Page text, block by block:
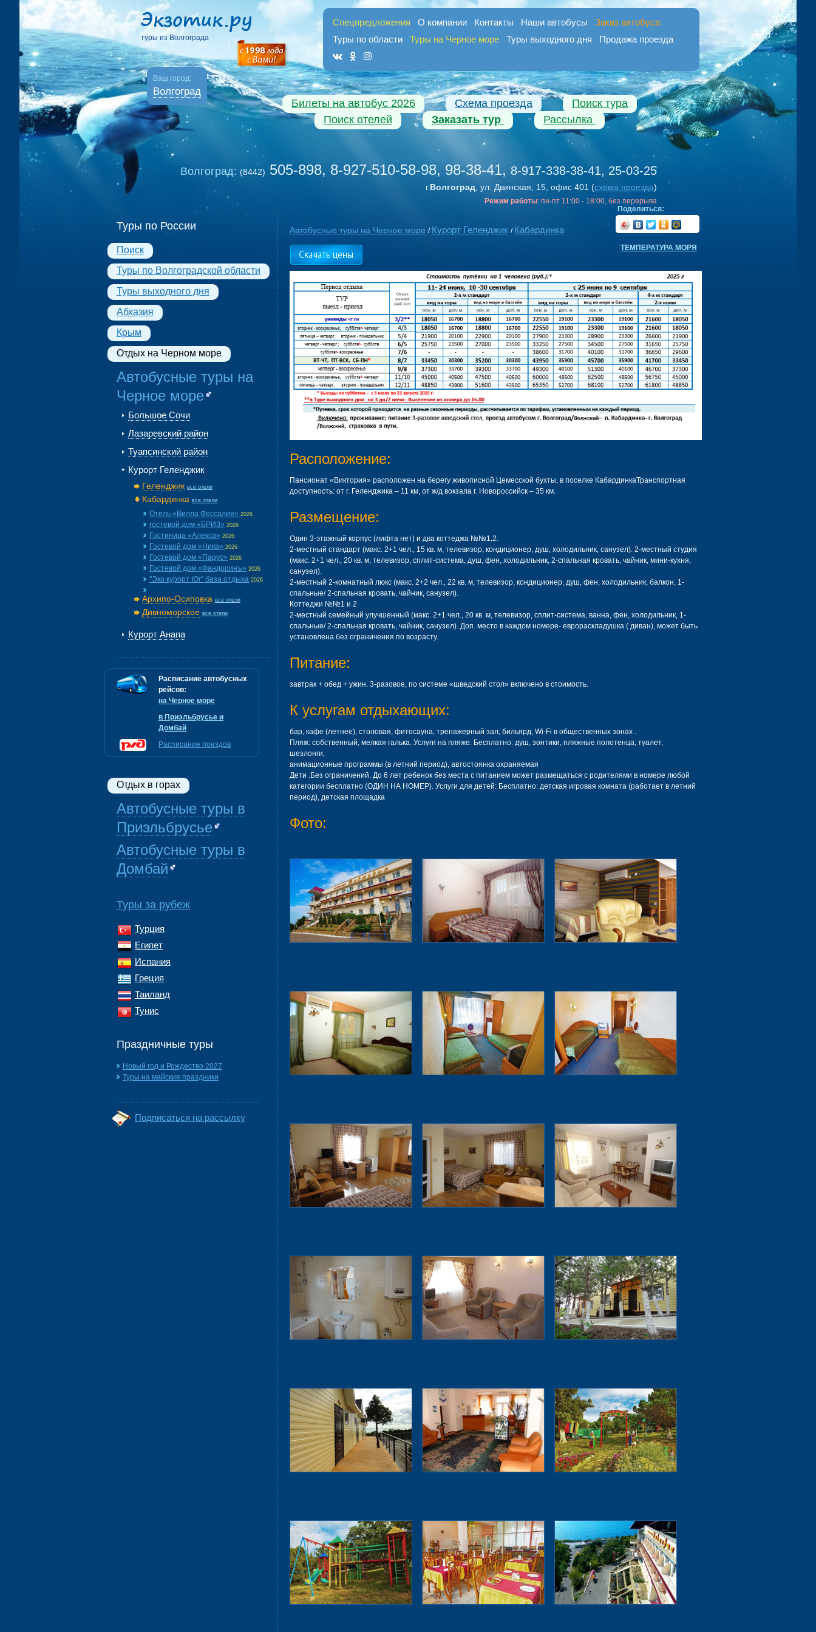
туры из Волгограда
Спецпредложения О компании Контакты Наши автобусы
Заказ автобуса
Туры по области
Туры на Черное море Туры выходного дня Продажа проезда
Ваш город:
Волгоград
Билеты на автобус 2026 Схема проезда
Поиск тура
Поиск отелей
Заказать тур Рассылка
Волгоград: (8442) 505-898, 8-927-510-58-98, 98-38-41, 8-917-338-38-41, 25-03-25
г.Волгоград , ул. Двинская, 15, офис 401 (схема проезда)
Режим работы: пн-пт 11:00 - 18:00, без перерыва
Поделиться:
ТЕМПЕРАТУРА МОРЯ
Автобусные туры на Черное море / Курорт Геленджик / Кабардинка
Расположение:
Пансионат «Виктория» расположен на берегу живописной Цемесской бухты, в поселке КабардинкаТранспортная
доступность: от г. Геленджика ‒ 11 км, от ж/д вокзала г. Новороссийск ‒ 35 км.
Размещение:
Один 3-этажный корпус (лифта нет) и два коттеджа №№1,2.
2-местный стандарт (макс. 2+1 чел., 15 кв. м, телевизор, кондиционер, душ, холодильник, санузел). 2-местный студия
(макс. 2+1 чел., 20 кв. м, телевизор, сплит-система, душ, фен, холодильник, 2-спальная кровать, чайник, мини-кухня,
санузел).
2-местный 2-комнатный люкс (макс. 2+2 чел., 22 кв. м, телевизор, кондиционер, душ, фен, холодильник, балкон, 1-
спальные/ 2-спальная кровать, чайник, санузел).
Коттеджи №№1 и 2
2-местный семейный улучшенный (макс. 2+1 чел., 20 кв. м, телевизор, сплит-система, ванна, фен, холодильник, 1-
спальные/ 2-спальная кровать, чайник, санузел). Доп. место в каждом номере- еврораскладушка ( диван), может быть
установлена без ограничения по возрасту.
Питание:
завтрак + обед + ужин. 3-разовое, по системе «шведский стол» включено в стоимость.
К услугам отдыхающих:
бар, кафе (летнее), столовая, фитосауна, тренажерный зал, бильярд, Wi-Fi в общественных зонах .
Пляж: собственный, мелкая галька. Услуги на пляже: Бесплатно: душ, зонтики, пляжные полотенца, туалет,
шезлонги,
анимационные программы (в летний период), автостоянка охраняемая
Дети .Без ограничений. До 6 лет ребенок без места с питанием может размещаться с родителями в номере любой
категории бесплатно (ОДИН НА НОМЕР). Услуги для детей: Бесплатно: детская игровая комната (работает в летний
период), детская площадка
Фото:
Туры по России
Поиск
Туры по Волгоградской области
Туры выходного дня
Абхазия
Крым
Отдых на Черном море
Автобусные туры на
Черное море
Большое Сочи
Лазаревский район
Туапсинский район
Курорт Геленджик
Геленджик все отели
Кабардинка все отели
Отель «Вилла Фессалия» 2026
гостевой дом «БРИЗ» 2026
Гостиница «Алекса» 2026
Гостевой дом «Ника» 2026
Гостевой дом «Парус» 2026
Гостевой дом «Фандоринъ» 2026
"Эко курорт Юг" база отдыха 2026
Архипо-Осиповка все отели
Дивноморское все отели
Курорт Анапа
Расписание автобусных
рейсов:
на Черное море
в Приэльбрусье и
Домбай
Расписание поездов
Отдых в горах
Автобусные туры в
Приэльбрусье
Автобусные туры в
Домбай
Туры за рубеж
Турция
Египет
Испания
Греция
Таиланд
Тунис
Праздничные туры
Новый год и Рождество 2027
Туры на майские праздники
Подписаться на рассылку